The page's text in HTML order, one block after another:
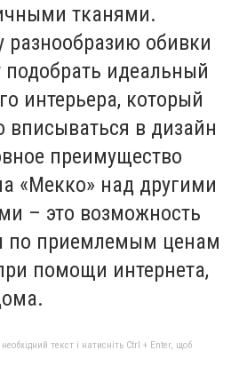
тканями.
разнообразию обивки
подобрать идеальный
интерьера, который
вписываться в дизайн
преимущество
«Мекко» над другими
– это возможность
по приемлемым ценам
помощи интернета,
текст і натисніть Ctrl + Enter, щоб